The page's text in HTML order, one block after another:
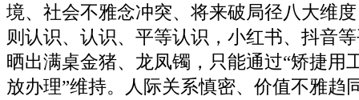
境、社会不雅念冲突、将来破局径八大维
则认识、认识、平等认识，小红书、抖音
晒出满桌金猪、龙凤镯，只能通过“矫捷用
放办理”维持。人际关系慎密、价值不雅趋